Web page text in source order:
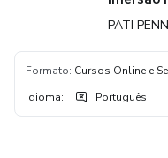
PATI
Formato: Cursos Online e
Idioma: Português